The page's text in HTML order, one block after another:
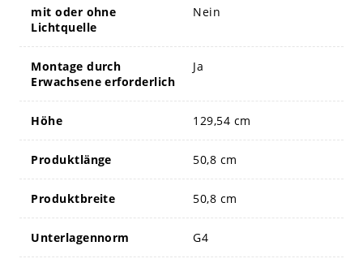
mit oder ohne
Lichtquelle
Nein
Montage durch
Erwachsene erforderlich
Ja
Höhe 129,54 cm
Produktlänge 50,8 cm
Produktbreite 50,8 cm
Unterlagennorm G4